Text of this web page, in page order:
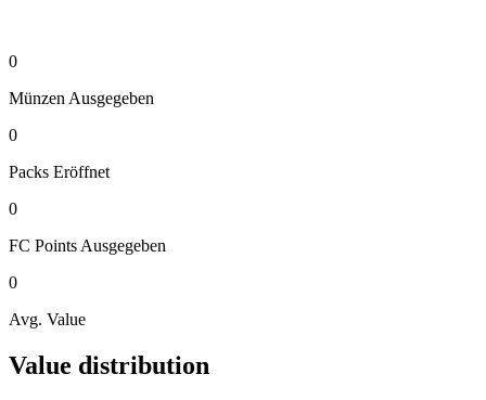
0
Münzen Ausgegeben
0
Packs Eröffnet
0
FC Points Ausgegeben
0
Avg. Value
Value distribution